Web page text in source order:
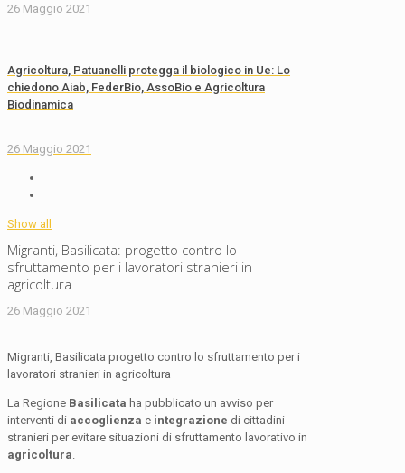
26 Maggio 2021
Agricoltura, Patuanelli protegga il biologico in Ue: Lo
chiedono Aiab, FederBio, AssoBio e Agricoltura
Biodinamica
26 Maggio 2021
Show all
Migranti, Basilicata: progetto contro lo
sfruttamento per i lavoratori stranieri in
agricoltura
26 Maggio 2021
Migranti, Basilicata progetto contro lo sfruttamento per i
lavoratori stranieri in agricoltura
La Regione Basilicata ha pubblicato un avviso per
interventi di accoglienza e integrazione di cittadini
stranieri per evitare situazioni di sfruttamento lavorativo in
agricoltura.